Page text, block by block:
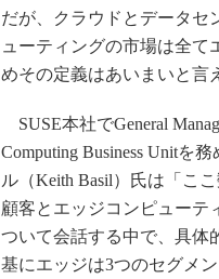
だが、クラウドとデータセ
ューティングの市場は全て
めその定義はあいまいと言
SUSE本社でGeneral
Computing Business Unitを
ル（Keith Basil）氏は「こ
顧客とエッジコンピューテ
ついて会話する中で、具体
基にエッジは3つのセグメ